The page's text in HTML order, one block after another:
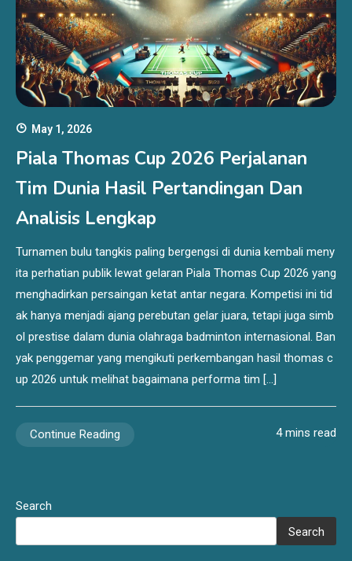
May 1, 2026
Piala Thomas Cup 2026 Perjalanan
Tim Dunia Hasil Pertandingan Dan
Analisis Lengkap
Turnamen bulu tangkis paling bergengsi di dunia kembali meny
ita perhatian publik lewat gelaran Piala Thomas Cup 2026 yang
menghadirkan persaingan ketat antar negara. Kompetisi ini tid
ak hanya menjadi ajang perebutan gelar juara, tetapi juga simb
ol prestise dalam dunia olahraga badminton internasional. Ban
yak penggemar yang mengikuti perkembangan hasil thomas c
up 2026 untuk melihat bagaimana performa tim […]
Continue Reading 4 mins read
Search
Search